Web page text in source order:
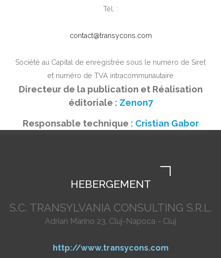
Tél. :
contact@transycons.com
Société au Capital de enregistrée sous le numéro de Siret
et numéro de TVA intracommunautaire
Directeur de la publication et Réalisation
éditoriale : Zenon7
Responsable technique : Cristian Gabor
HEBERGEMENT
S.C. TRANSYLVANIA CONSULTING S.R.L.
Adrian Marino 23, Cluj-Napoca - Cluj
http://www.transycons.com